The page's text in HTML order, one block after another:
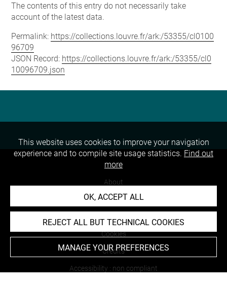
The contents of this entry do not necessarily take
account of the latest data.
Permalink: https://collections.louvre.fr/ark:/53355/cl0100
96709
JSON Record: https://collections.louvre.fr/ark:/53355/cl0
10096709.json
About
Contact Us
Cookies
Credits
Accessibility : non compliant
This website uses cookies to improve your navigation
experience and to compile site usage statistics. Find out
more
OK, ACCEPT ALL
REJECT ALL BUT TECHNICAL COOKIES
MANAGE YOUR PREFERENCES